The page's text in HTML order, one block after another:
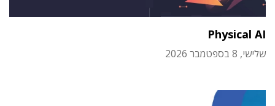
Physical AI
שלישי, 8 בספטמבר 2026